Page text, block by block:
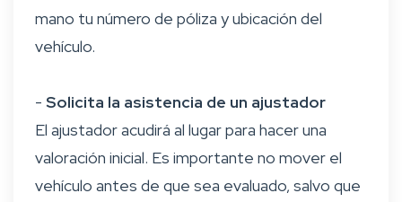
mano tu número de póliza y ubicación del
vehículo.
- Solicita la asistencia de un ajustador
El ajustador acudirá al lugar para hacer una
valoración inicial. Es importante no mover el
vehículo antes de que sea evaluado, salvo que